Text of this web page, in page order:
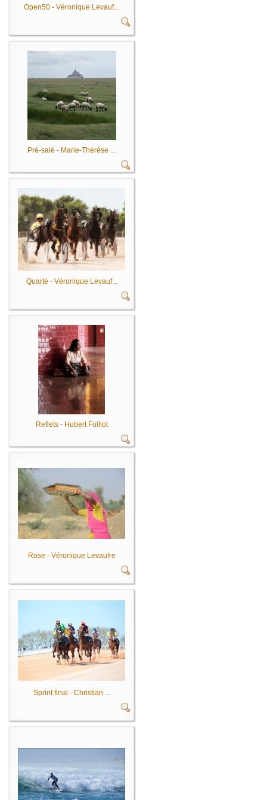
Open50 - Véronique Levauf...
Pré-salé - Marie-Thérèse ...
Quarté - Véronique Levauf...
Reflets - Hubert Folliot
Rose - Véronique Levaufre
Sprint final - Christian ...